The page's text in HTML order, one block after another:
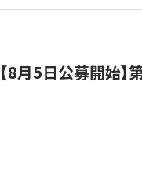
【8月5日公募開始